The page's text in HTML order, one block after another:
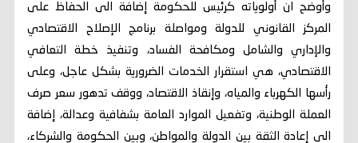
وأوضح ان أولوياته كرئيس للحكومة إضافة الى الحفاظ على
المركز القانوني للدولة ومواصلة برنامج الإصلاح الاقتصادي
والإداري والشامل ومكافحة الفساد، وتنفيذ خطة التعافي
الاقتصادي، هي استقرار الخدمات الضرورية بشكل عاجل، وعلى
رأسها الكهرباء والمياه، وإنقاذ الاقتصاد، ووقف تدهور سعر صرف
العملة الوطنية، وتفعيل الموارد العامة بشفافية وعدالة، إضافة
الى إعادة الثقة بين الدولة والمواطن، وبين الحكومة والشركاء،